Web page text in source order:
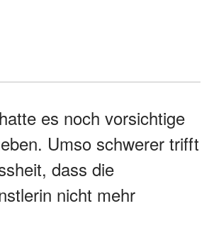
es noch vorsichtige
Umso schwerer trifft
dass die
nicht mehr